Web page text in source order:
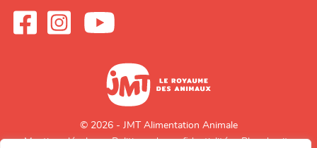
© 2026 - JMT Alimentation Animale
Mentions légales
Politique de confidentialité Plan du site